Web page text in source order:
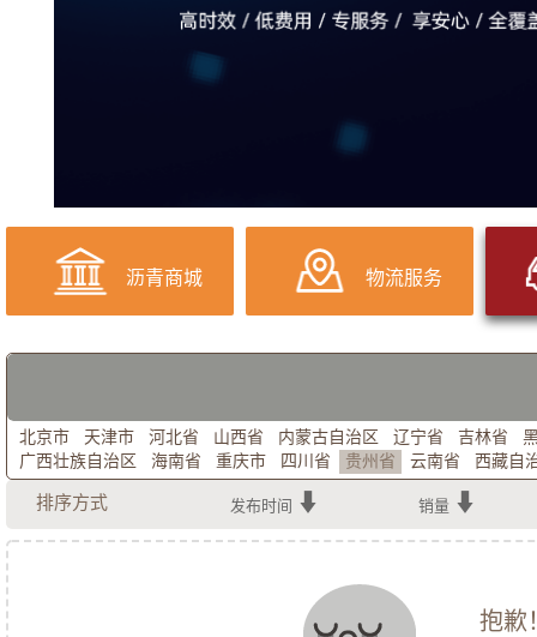
沥青商城 物流服务
北京市 天津市 河北省 山西省 内蒙古自治区 辽宁省 吉林省
广西壮族自治区
海南省 重庆市 四川省 贵州省 云南省 西藏自
排序方式 发布时间 销量
抱歉